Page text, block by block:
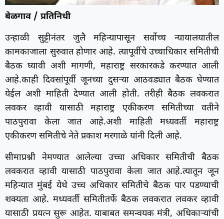
बेळगाव / प्रतिनिधी
उन्हाळी सुट्टीनंतर जुलै महिन्यापासून सर्वोच्च न्यायालयातील
कामकाजाला सुरुवात होणार आहे. त्यापूर्वीचे उच्चाधिकार समितीची
बैठक घ्यावी अशी मागणी, महाराष्ट्र सरकारकडे करण्यात आली
आहे.काही दिवसांपूर्वी जूनच्या दुसऱ्या आठवड्यात बैठक घेण्यात
येईल अशी माहिती देण्यात आली होती. तरीही बैठक लवकरात
लवकर व्हावी यासाठी महाराष्ट्र एकीकरण समितीच्या वतीने
पाठपुरावा केला जात आहे.अशी माहिती मध्यवर्ती महाराष्ट्र
एकीकरण समितीचे नेते प्रकाश मरगाळे यांनी दिली आहे.
सीमाप्रश्नी नेमण्यात आलेल्या उच्चा अधिकार समितीची बैठक
लवकरात व्हावी यासाठी पाठपुरावा केला जात आहे.त्यातून जून
महिन्यात मुंबई येथे उच्च अधिकार समितीचे बैठक पार पडण्याची
शक्यता आहे. मध्यवर्ती समितीतर्फे बैठक लवकरात लवकर व्हावी
यासाठी प्रयत्न सुरू आहेत. याबाबत समन्वयक मंत्री, अधिकाऱ्यांची